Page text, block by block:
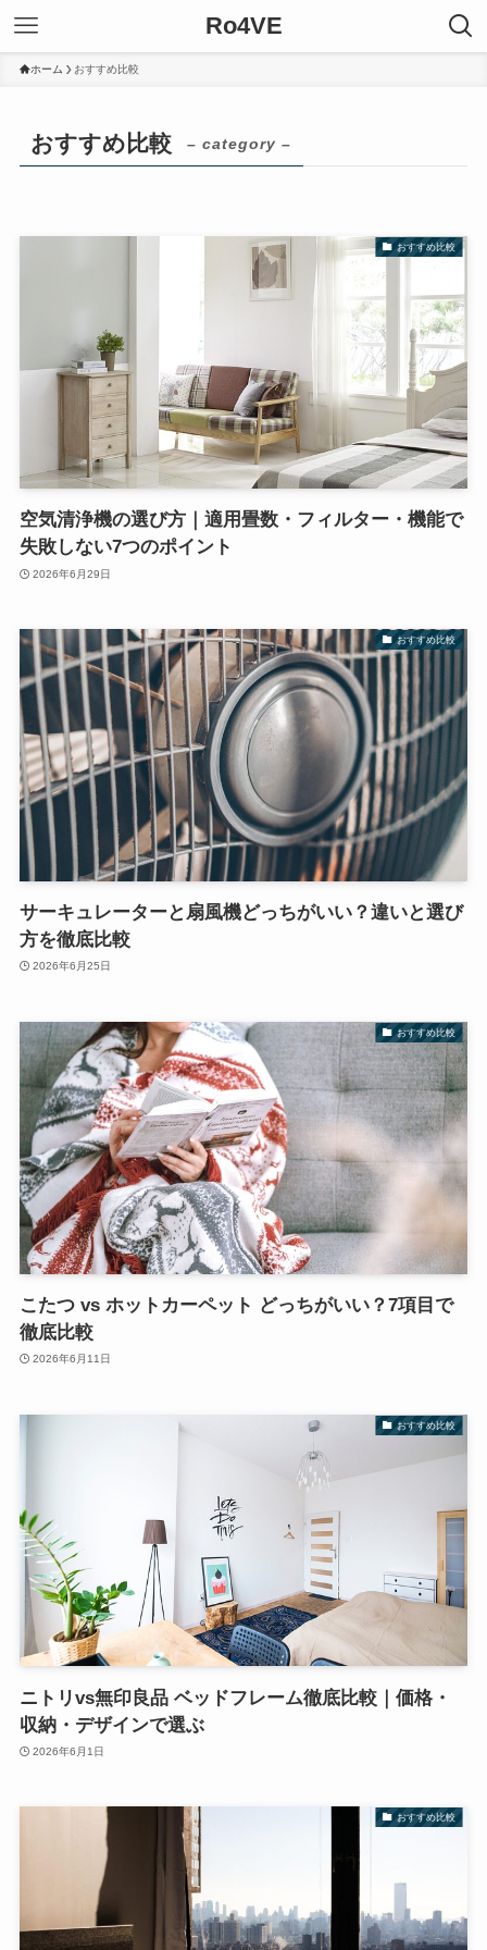
Ro4VE
ホーム おすすめ比較
おすすめ比較 – category –
おすすめ比較
空気清浄機の選び方｜適用畳数・フィルター・機能で
失敗しない7つのポイント
2026年6月29日
おすすめ比較
サーキュレーターと扇風機どっちがいい？違いと選び
方を徹底比較
2026年6月25日
おすすめ比較
こたつ vs ホットカーペット どっちがいい？7項目で
徹底比較
2026年6月11日
おすすめ比較
ニトリvs無印良品 ベッドフレーム徹底比較｜価格・
収納・デザインで選ぶ
2026年6月1日
おすすめ比較